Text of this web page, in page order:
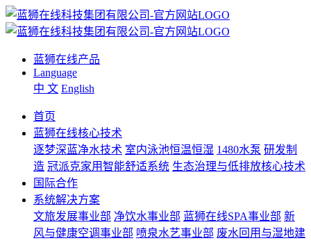
蓝狮在线产品
Language
中 文 English
首页
蓝狮在线核心技术
逐梦深蓝净水技术 室内泳池恒温恒湿 1480水泵 研发制
造 冠派克家用智能舒适系统 生态治理与低排放核心技术
国际合作
系统解决方案
文旅发展事业部 净饮水事业部 蓝狮在线SPA事业部 新
风与健康空调事业部 喷泉水艺事业部 废水回用与湿地建